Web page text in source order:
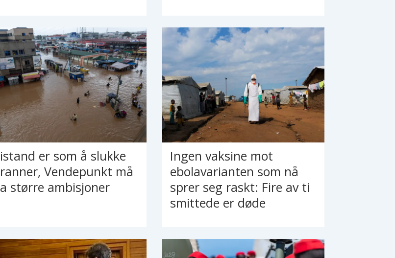
er som å slukke
Vendepunkt må
større ambisjoner
Ingen vaksine mot
ebolavarianten som nå
sprer seg raskt: Fire av ti
smittede er døde